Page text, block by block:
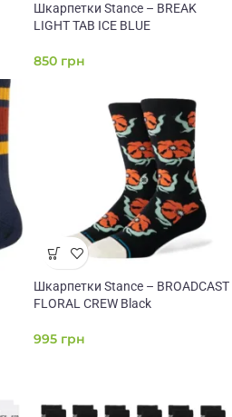
Шкарпетки Stance – BREAK
LIGHT TAB ICE BLUE
850 грн
Шкарпетки Stance – BROADCAST
FLORAL CREW Black
995 грн